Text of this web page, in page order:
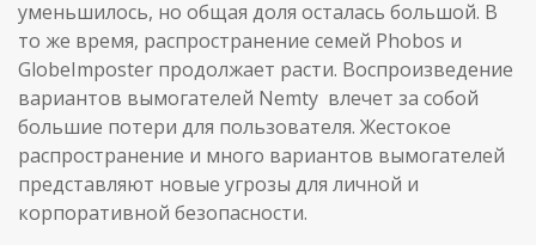
уменьшилось, но общая доля осталась большой. В
то же время, распространение семей Phobos и
GlobeImposter продолжает расти. Воспроизведение
вариантов вымогателей Nemty влечет за собой
большие потери для пользователя. Жестокое
распространение и много вариантов вымогателей
представляют новые угрозы для личной и
корпоративной безопасности.